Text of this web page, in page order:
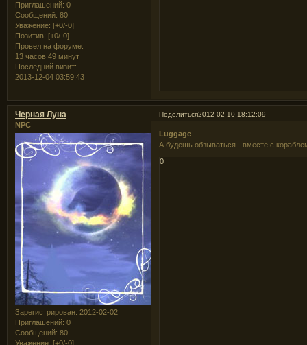
Приглашений: 0
Сообщений: 80
Уважение: [+0/-0]
Позитив: [+0/-0]
Провел на форуме:
13 часов 49 минут
Последний визит:
2013-12-04 03:59:43
Поделиться2012-02-10 18:12:09
Черная Луна
NPC
Зарегистрирован: 2012-02-02
Приглашений: 0
Сообщений: 80
Уважение: [+0/-0]
Luggage
А будешь обзываться - вместе с
0